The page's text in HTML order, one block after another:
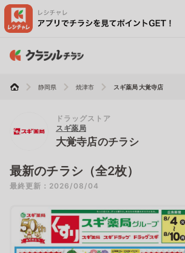
静岡県 焼津市 スギ薬局 大覚寺店
ドラッグストア
スギ薬局
大覚寺店のチラシ
最新のチラシ（全2枚）
最終更新：2026/08/04